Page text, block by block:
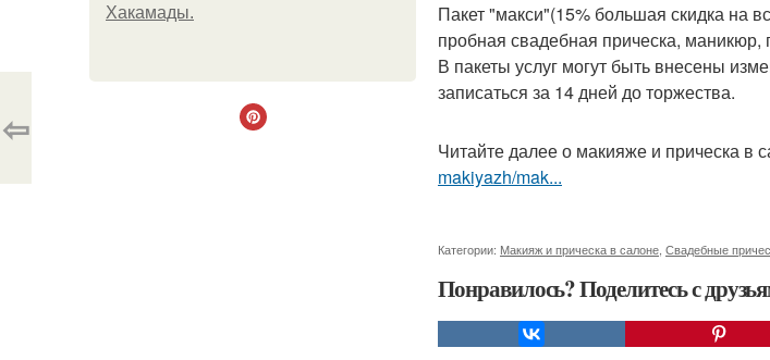
Хакамады.
Пакет "макси"(15% большая скидка на
пробная свадебная прическа,
В пакеты услуг могут быть внесены
записаться за 14 дней до торжества.
Читайте далее о макияже и прическа в
makiyazh/mak...
Категории: Макияж и прическа в салоне Свадебные
Понравилось? Поделитесь с
⇦